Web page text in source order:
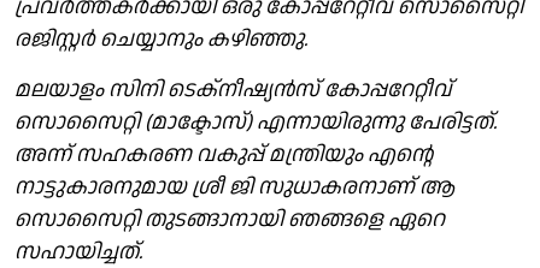
പ്രവർത്തകർക്കായി ഒരു കോപ്പറേറ്റീവ് സൊസൈറ്റി
രജിസ്റ്റർ ചെയ്യാനും കഴിഞ്ഞു.
മലയാളം സിനി ടെക്നീഷ്യൻസ് കോപ്പറേറ്റീവ്
സൊസൈറ്റി (മാക്ടോസ്) എന്നായിരുന്നു പേരിട്ടത്.
അന്ന് സഹകരണ വകുപ്പ് മന്ത്രിയും എന്റെ
നാട്ടുകാരനുമായ ശ്രീ ജി സുധാകരനാണ് ആ
സൊസൈറ്റി തുടങ്ങാനായി ഞങ്ങളെ ഏറെ
സഹായിച്ചത്.